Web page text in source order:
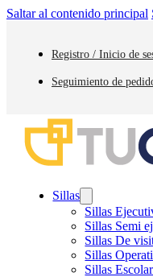
Saltar al contenido principal
Registro / Inicio de
Seguimiento de
Sillas
Sillas
Sillas Semi
Sillas De
Sillas
Sillas